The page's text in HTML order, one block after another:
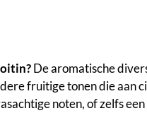
De aromatische
fruitige tonen die aan
noten, of zelfs